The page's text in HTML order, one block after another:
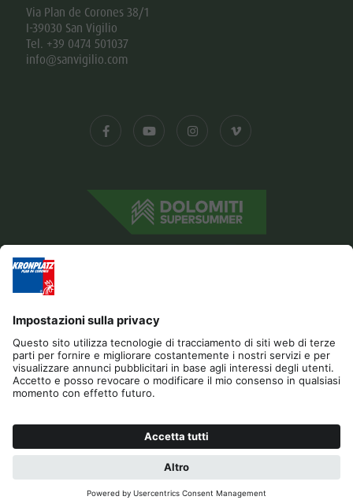
I-39030 San Vigilio
Tel. +39 0474 501037
info@sanvigilio.com
Editoria Gestione Privacy
Dichiarazione di accessibilità